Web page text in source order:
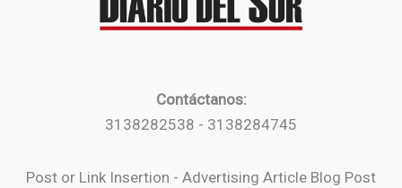
Contáctanos:
3138282538 - 3138284745
Post or Link Insertion - Advertising Article Blog Post